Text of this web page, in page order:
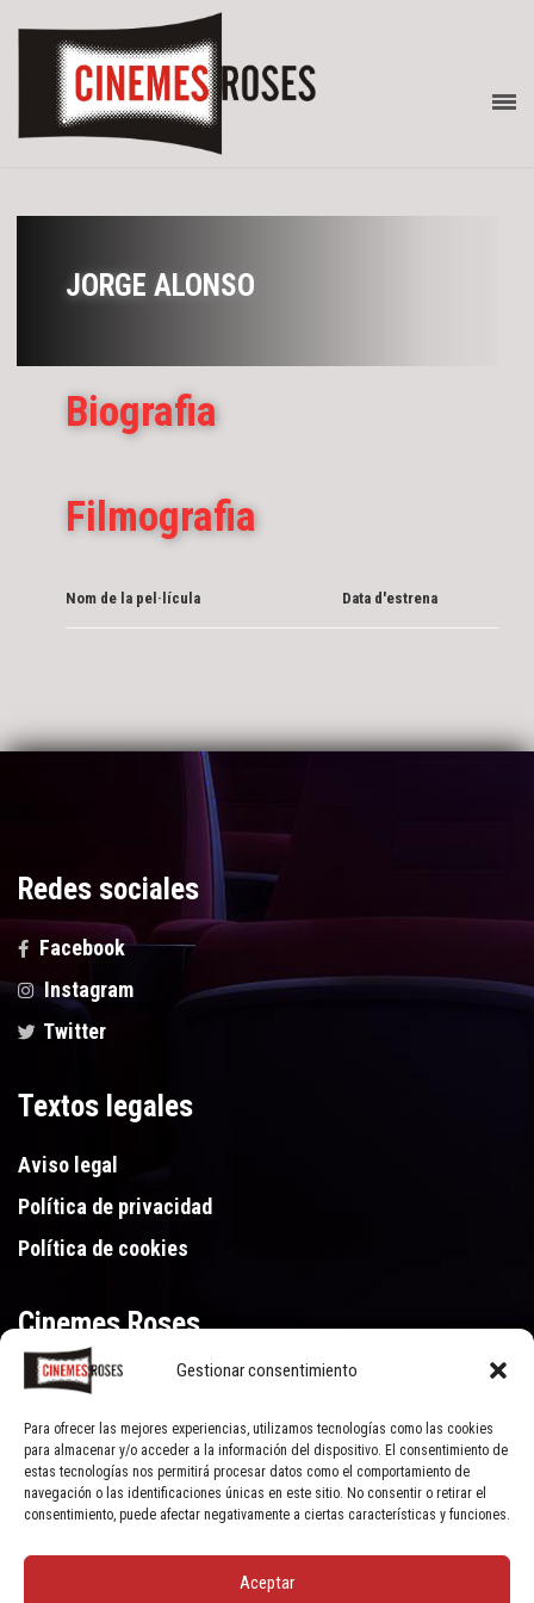
Gestionar consentimiento
Para ofrecer las mejores experiencias, utilizamos tecnologías como las cookies
para almacenar y/o acceder a la información del dispositivo. El consentimiento de
estas tecnologías nos permitirá procesar datos como el comportamiento de
navegación o las identificaciones únicas en este sitio. No consentir o retirar el
consentimiento, puede afectar negativamente a ciertas características y funciones.
Aceptar
JORGE ALONSO
Biografia
Filmografia
Nom de la pel·lícula Data d'estrena
Redes sociales
Facebook
Instagram
Twitter
Textos legales
Aviso legal
Política de privacidad
Política de cookies
Cinemes Roses
Gran Via de Pau Casals 250, 17480 Roses (Girona)
972 15 46 46